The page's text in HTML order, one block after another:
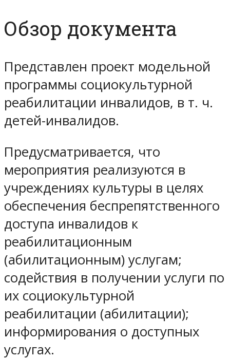
Обзор документа
Представлен проект модельной
программы социокультурной
реабилитации инвалидов, в т. ч.
детей-инвалидов.
Предусматривается, что
мероприятия реализуются в
учреждениях культуры в целях
обеспечения беспрепятственного
доступа инвалидов к
реабилитационным
(абилитационным) услугам;
содействия в получении услуги по
их социокультурной
реабилитации (абилитации);
информирования о доступных
услугах.